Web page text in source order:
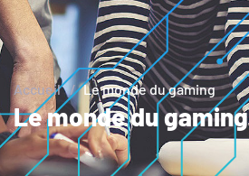
Accueil / Le monde du gaming
Le monde du gaming